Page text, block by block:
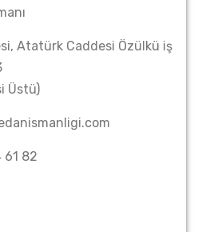
Atatürk Caddesi Özülkü iş
Üstü)
61 82